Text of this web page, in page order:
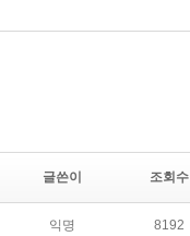
글쓴이 조회수
익명 8192